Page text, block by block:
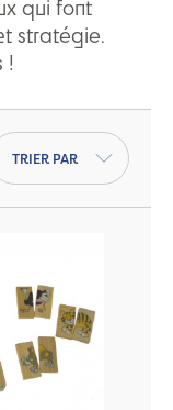
qui font
stratégie.
!
par